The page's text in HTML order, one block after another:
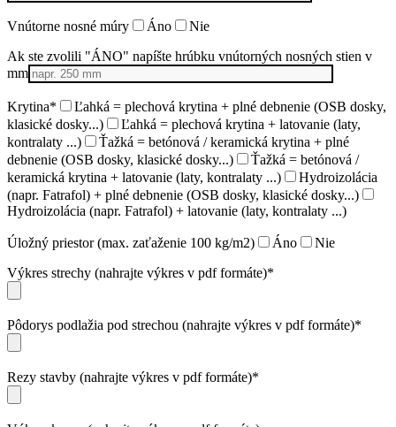
Vnútorne nosné múry Áno
Nie
Ak ste zvolili "ÁNO" napíšte hrúbku vnútorných nosných stien v
mm
Krytina*
Ľahká = plechová krytina + plné debnenie (OSB dosky,
klasické dosky...)
Ľahká = plechová krytina + latovanie (laty,
kontralaty ...)
Ťažká = betónová / keramická krytina + plné
debnenie (OSB dosky, klasické dosky...)
Ťažká = betónová /
keramická krytina + latovanie (laty, kontralaty ...)
Hydroizolácia
(napr. Fatrafol) + plné debnenie (OSB dosky, klasické dosky...)
Hydroizolácia (napr. Fatrafol) + latovanie (laty, kontralaty ...)
Úložný priestor (max. zaťaženie 100 kg/m2) Áno
Nie
Výkres strechy (nahrajte výkres v pdf formáte)*
Pôdorys podlažia pod strechou (nahrajte výkres v pdf formáte)*
Rezy stavby (nahrajte výkres v pdf formáte)*